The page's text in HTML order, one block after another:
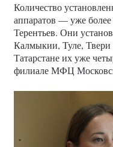
Количество
аппаратов — уже
Терентьев. Они
Калмыкии, Туле, Твери
Татарстане их уже
филиале МФЦ